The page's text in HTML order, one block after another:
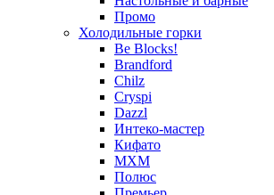
Промо
Холодильные горки
Be Blocks!
Brandford
Chilz
Cryspi
Dazzl
Интеко-мастер
Кифато
МХМ
Полюс